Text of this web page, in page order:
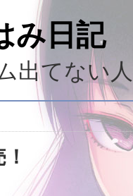
み日記
出てない